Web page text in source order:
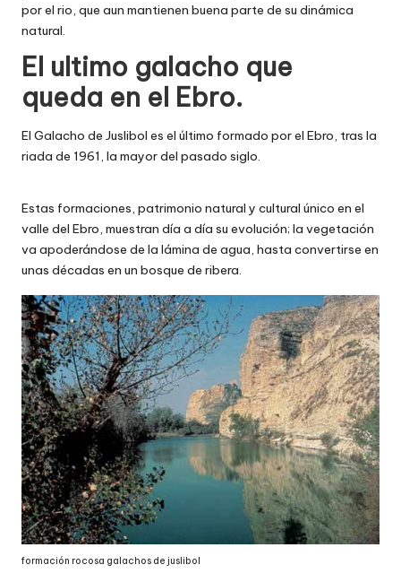
por el rio, que aun mantienen buena parte de su dinámica
natural.
El ultimo galacho que
queda en el Ebro.
El Galacho de Juslibol es el último formado por el Ebro, tras la
riada de 1961, la mayor del pasado siglo.
Estas formaciones, patrimonio natural y cultural único en el
valle del Ebro, muestran día a día su evolución; la vegetación
va apoderándose de la lámina de agua, hasta convertirse en
unas décadas en un bosque de ribera.
formación rocosa galachos de juslibol